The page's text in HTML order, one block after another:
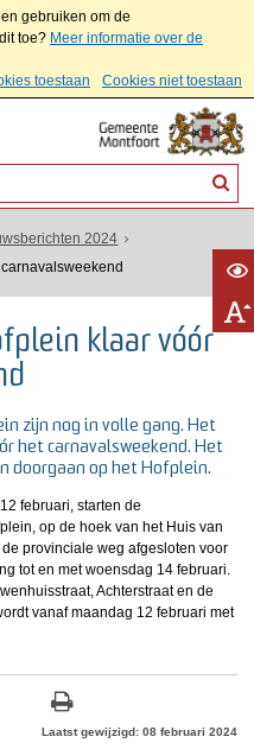
gebruiken om de
toe? Meer informatie over de
toestaan
Cookies niet toestaan
2024
klaar vóór
zijn nog in volle gang. Het
het carnavalsweekend. Het
doorgaan op het Hofplein.
februari, starten de
op de hoek van het Huis van
provinciale weg afgesloten voor
tot en met woensdag 14 februari.
Achterstraat en de
vanaf maandag 12 februari met
Laatst gewijzigd: 08 februari 2024